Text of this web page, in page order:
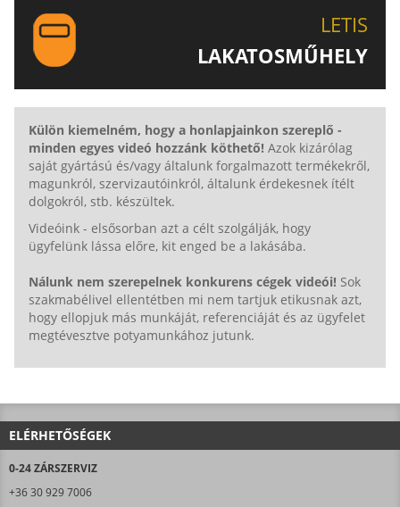
LETIS
LAKATOSMŰHELY
Külön kiemelném, hogy a honlapjainkon szereplő -
minden egyes videó hozzánk köthető! Azok kizárólag
saját gyártású és/vagy általunk forgalmazott termékekről,
magunkról, szervizautóinkról, általunk érdekesnek ítélt
dolgokról, stb. készültek.
Videóink - elsősorban azt a célt szolgálják, hogy
ügyfelünk lássa előre, kit enged be a lakásába.
Nálunk nem szerepelnek konkurens cégek videói! Sok
szakmabélivel ellentétben mi nem tartjuk etikusnak azt,
hogy ellopjuk más munkáját, referenciáját és az ügyfelet
megtévesztve potyamunkához jutunk.
ELÉRHETŐSÉGEK
0-24 ZÁRSZERVIZ
+36 30 929 7006